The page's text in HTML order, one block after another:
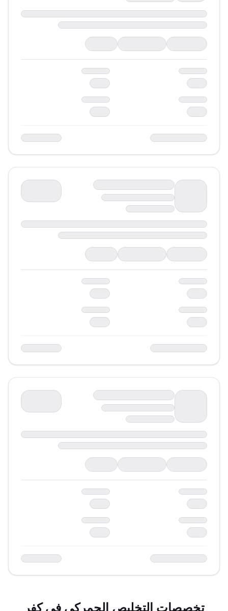
تخصصات التخليص الجمركي فيكفر